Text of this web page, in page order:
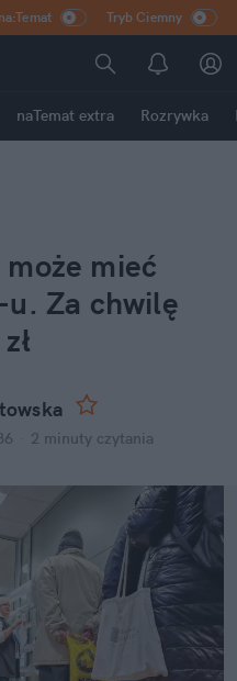
Tryb Ciemny
naTemat extra Rozrywka
mieć
u. Za chwilę
2 minuty czytania